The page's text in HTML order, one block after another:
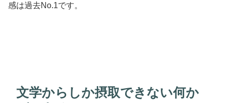
感は過去No.1です。
文学からしか摂取できない何か